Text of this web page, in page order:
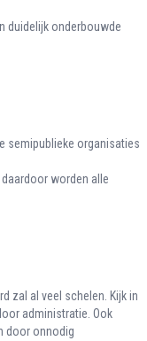
duidelijk onderbouwde
semipublieke organisaties
worden alle
zal al veel schelen. Kijk in
administratie. Ook
door onnodig